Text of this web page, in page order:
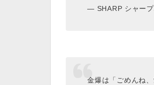
— SHARP シャー
金爆は「ごめんね